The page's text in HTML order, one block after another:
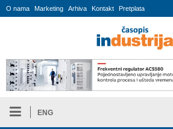
O nama Marketing Arhiva Kontakt Pretplata
ENG